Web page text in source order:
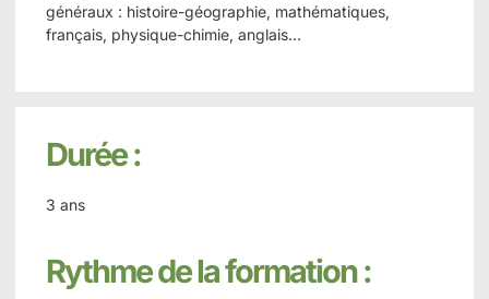
généraux : histoire-géographie, mathématiques,
français, physique-chimie, anglais…
Durée :
3 ans
Rythme de la formation :